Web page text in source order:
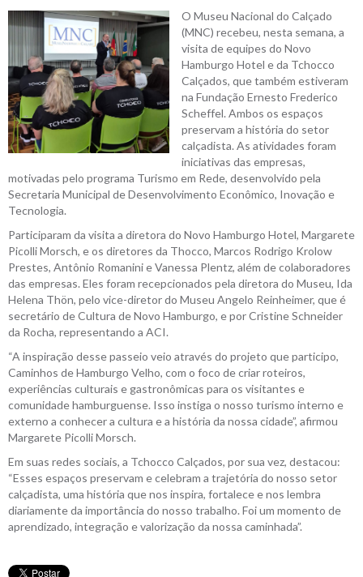
O Museu Nacional do Calçado
(MNC) recebeu, nesta semana, a
visita de equipes do Novo
Hamburgo Hotel e da Tchocco
Calçados, que também estiveram
na Fundação Ernesto Frederico
Scheffel. Ambos os espaços
preservam a história do setor
calçadista. As atividades foram
iniciativas das empresas,
motivadas pelo programa Turismo em Rede, desenvolvido pela
Secretaria Municipal de Desenvolvimento Econômico, Inovação e
Tecnologia.
Participaram da visita a diretora do Novo Hamburgo Hotel, Margarete
Picolli Morsch, e os diretores da Thocco, Marcos Rodrigo Krolow
Prestes, Antônio Romanini e Vanessa Plentz, além de colaboradores
das empresas. Eles foram recepcionados pela diretora do Museu, Ida
Helena Thön, pelo vice-diretor do Museu Angelo Reinheimer, que é
secretário de Cultura de Novo Hamburgo, e por Cristine Schneider
da Rocha, representando a ACI.
“A inspiração desse passeio veio através do projeto que participo,
Caminhos de Hamburgo Velho, com o foco de criar roteiros,
experiências culturais e gastronômicas para os visitantes e
comunidade hamburguense. Isso instiga o nosso turismo interno e
externo a conhecer a cultura e a história da nossa cidade”, afirmou
Margarete Picolli Morsch.
Em suas redes sociais, a Tchocco Calçados, por sua vez, destacou:
“Esses espaços preservam e celebram a trajetória do nosso setor
calçadista, uma história que nos inspira, fortalece e nos lembra
diariamente da importância do nosso trabalho. Foi um momento de
aprendizado, integração e valorização da nossa caminhada”.